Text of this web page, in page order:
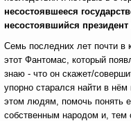
несостоявшееся
несостоявшийся президент
Семь последних лет почти в
этот Фантомас, который
знаю - что он скажет/
упорно старался найти в
этом людям, помочь понять
собственным народом и,